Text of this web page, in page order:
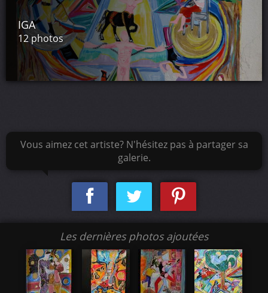
2010 : Patio de Hôtel de Ville de Maire de St.Mandé (
Knox Om Pax ),
2011 : Ritz,Paris ( Pistis Sophia -Sophia Zoé )
2012 : Pavillon Charles Bertrand,Cabourg ( Le Féminin de
l' Etre)
Patrimoine,Toulon,
2012 : Espace Muséal EDMC,Toulon
Expositions Collectives :
1991 : Pavillon Suisse , Paris,
: Marie de Bénodet , Bénodet ,
1992 : SPADEM , Paris ,
: XXXI éme Salon des Artistes Français , Vincennes ,
: Centre Artistique et Culturel des Halles , Paris,
: Hôtel Alliance, Lille,
1993 : Galerie Everarts, Paris ,
: Salon Indépendant, Grand Palais, Paris,
IGA
12 photos
Vous aimez cet artiste? N'hésitez pas à partager sa
galerie.
Les dernières photos ajoutées